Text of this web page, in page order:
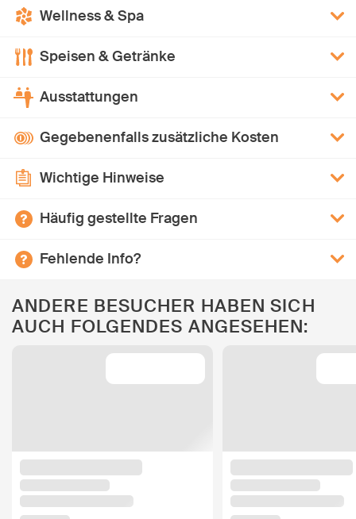
Wellness & Spa
Speisen & Getränke
Ausstattungen
Gegebenenfalls zusätzliche Kosten
Wichtige Hinweise
Häufig gestellte Fragen
Fehlende Info?
ANDERE BESUCHER HABEN SICH
AUCH FOLGENDES ANGESEHEN: